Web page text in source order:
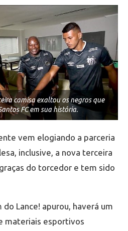
camisa exaltou os negros que
FC em sua história.
vem elogiando a parceria
inclusive, a nova terceira
do torcedor e tem sido
Lance! apurou, haverá um
materiais esportivos